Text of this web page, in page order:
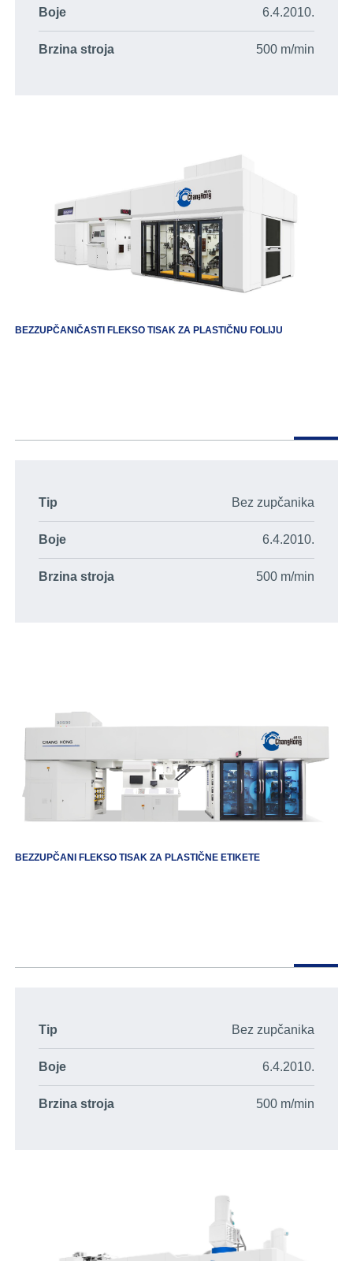
Boje 6.4.2010.
Brzina stroja 500 m/min
BEZZUPČANIČASTI FLEKSO TISAK ZA PLASTIČNU FOLIJU
Tip Bez zupčanika
Boje 6.4.2010.
Brzina stroja 500 m/min
BEZZUPČANI FLEKSO TISAK ZA PLASTIČNE ETIKETE
Tip Bez zupčanika
Boje 6.4.2010.
Brzina stroja 500 m/min